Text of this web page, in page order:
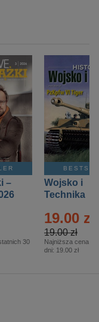
–
30
Wojsko i
Technika
– 2/2026
19.00 zł
19.00 zł
Najniższa cena z
dni: 19.00 zł